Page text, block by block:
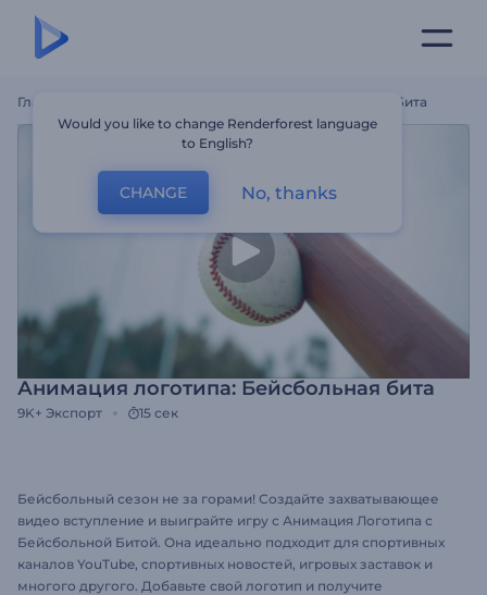
Главная Анимация Логотипа: Бейсбольная Бита
Анимация логотипа: Бейсбольная бита
9K+ Экспорт 15 сек
Бейсбольный сезон не за горами! Создайте захватывающее
видео вступление и выиграйте игру с Анимация Логотипа с
Бейсбольной Битой. Она идеально подходит для спортивных
каналов YouTube, спортивных новостей, игровых заставок и
многого другого. Добавьте свой логотип и получите
Would you like to change Renderforest language
to English?
CHANGE No, thanks